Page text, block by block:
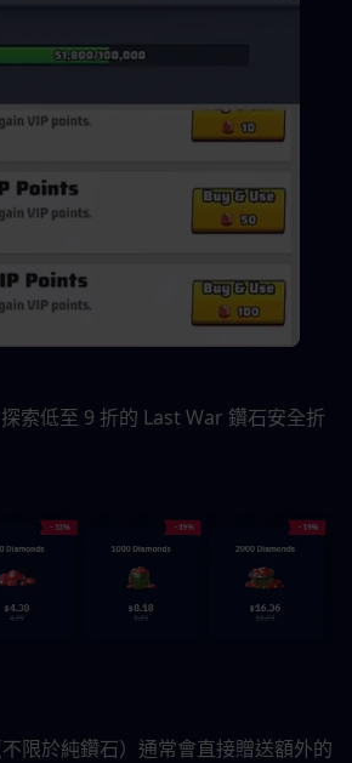
索低至 9 折的 Last War 鑽石安全折
限於純鑽石）通常會直接贈送額外的